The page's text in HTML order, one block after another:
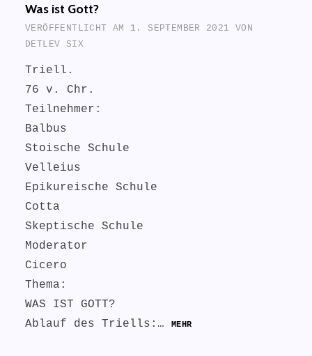
Was ist Gott?
VERÖFFENTLICHT AM 1. SEPTEMBER 2021
VON
DETLEV SIX
Triell.
76 v. Chr.
Teilnehmer:
Balbus
Stoische Schule
Velleius
Epikureische Schule
Cotta
Skeptische Schule
Moderator
Cicero
Thema:
WAS IST GOTT?
Ablauf des Triells:…
MEHR